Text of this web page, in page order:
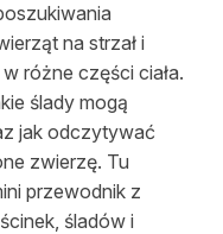
na strzał i
różne części ciała.
ślady mogą
jak odczytywać
zwierzę. Tu
przewodnik z
śladów i